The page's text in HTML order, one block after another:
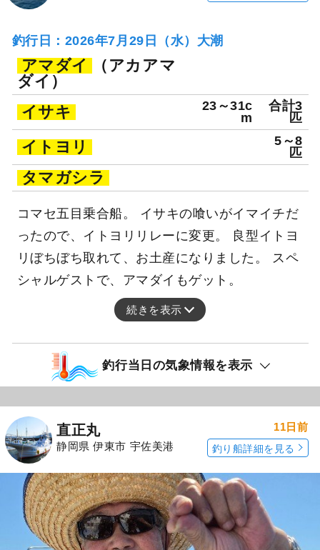
釣行日：2026年7月29日（水）大潮
アマダイ
（アカアマ
ダイ）
イサキ
23～31c
m
合計3
匹
イトヨリ
5～8
匹
タマガシラ
コマセ五目乗合船。 イサキの喰いがイマイチだ
ったので、イトヨリリレーに変更。 良型イトヨ
リぼちぼち取れて、お土産になりました。 スペ
シャルゲストで、アマダイもゲット。
続きを表示
釣行当日の気象情報を表示
直正丸
静岡県 伊東市 宇佐美港
11日前
釣り船詳細を見る